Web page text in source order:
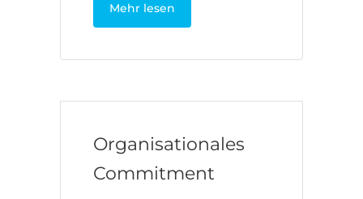
Mehr lesen
Organisationales
Commitment